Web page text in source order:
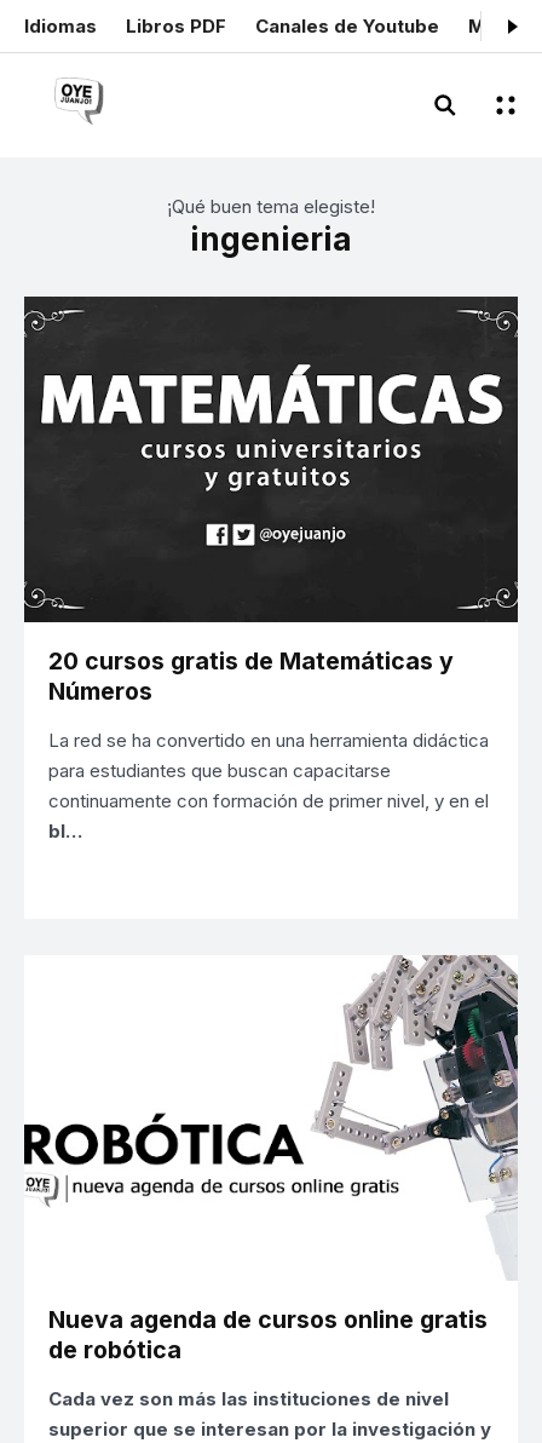
Idiomas Libros PDF Canales de Youtube Mis
¡Qué buen tema elegiste!
ingenieria
20 cursos gratis de Matemáticas y
Números
La red se ha convertido en una herramienta didáctica
para estudiantes que buscan capacitarse
continuamente con formación de primer nivel, y en el
bl…
Nueva agenda de cursos online gratis
de robótica
Cada vez son más las instituciones de nivel
superior que se interesan por la investigación y